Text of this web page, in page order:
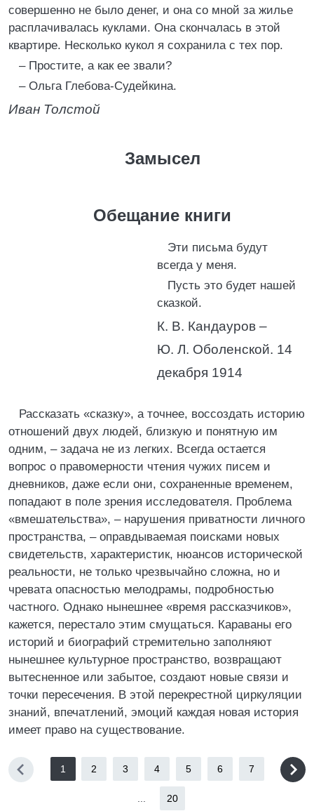
совершенно не было денег, и она со мной за жилье
расплачивалась куклами. Она скончалась в этой
квартире. Несколько кукол я сохранила с тех пор.
– Простите, а как ее звали?
– Ольга Глебова-Судейкина.
Иван Толстой
Замысел
Обещание книги
Эти письма будут
всегда у меня.
Пусть это будет нашей
сказкой.
К. В. Кандауров –
Ю. Л. Оболенской. 14
декабря 1914
Рассказать «сказку», а точнее, воссоздать историю
отношений двух людей, близкую и понятную им
одним, – задача не из легких. Всегда остается
вопрос о правомерности чтения чужих писем и
дневников, даже если они, сохраненные временем,
попадают в поле зрения исследователя. Проблема
«вмешательства», – нарушения приватности личного
пространства, – оправдываемая поисками новых
свидетельств, характеристик, нюансов исторической
реальности, не только чрезвычайно сложна, но и
чревата опасностью мелодрамы, подробностью
частного. Однако нынешнее «время рассказчиков»,
кажется, перестало этим смущаться. Караваны его
историй и биографий стремительно заполняют
нынешнее культурное пространство, возвращают
вытесненное или забытое, создают новые связи и
точки пересечения. В этой перекрестной циркуляции
знаний, впечатлений, эмоций каждая новая история
имеет право на существование.
1 2 3 4 5 6 7
20